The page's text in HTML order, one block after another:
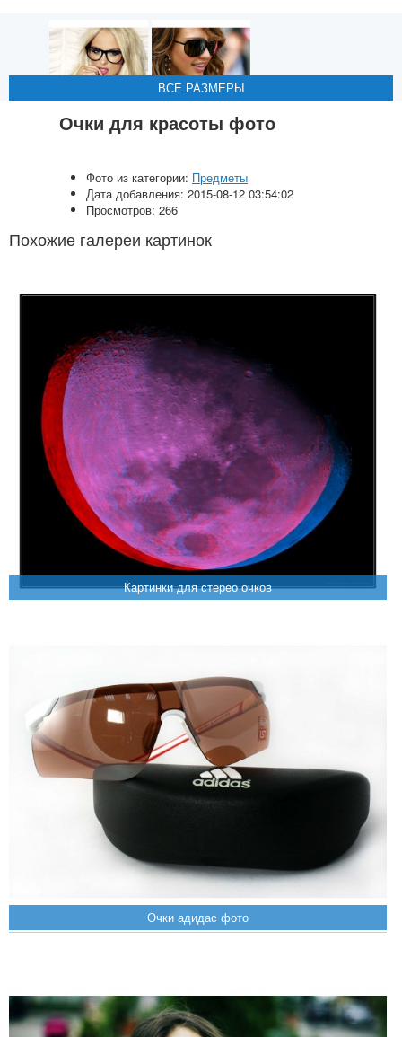
ВСЕ РАЗМЕРЫ
ВСЕ РАЗМЕРЫ
ВСЕ РАЗМЕРЫ
Очки для красоты фото
Фото из категории: Предметы
Дата добавления: 2015-08-12 03:54:02
Просмотров: 266
Похожие галереи картинок
Картинки для стерео очков
Очки адидас фото